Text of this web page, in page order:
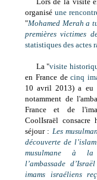
organiséune
"Mohamed Merah a
premières victimes
statistiques des actes
La "visite
en France decinq
10 avril 2013) a
notamment de
France et de
CoolIsraël
séjour : Les
découverte de
musulmane à
l’ambassade
imams israéliens